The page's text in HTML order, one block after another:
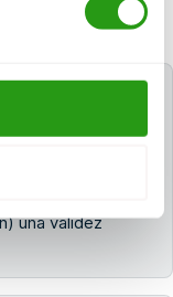
una validez